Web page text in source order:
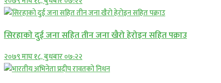
सिरहाकाे दुई जना सहित तीन जना खैरो हेरोइन सहित पक्राउ
२०७९ माघ १८, बुधबार ०७:२२